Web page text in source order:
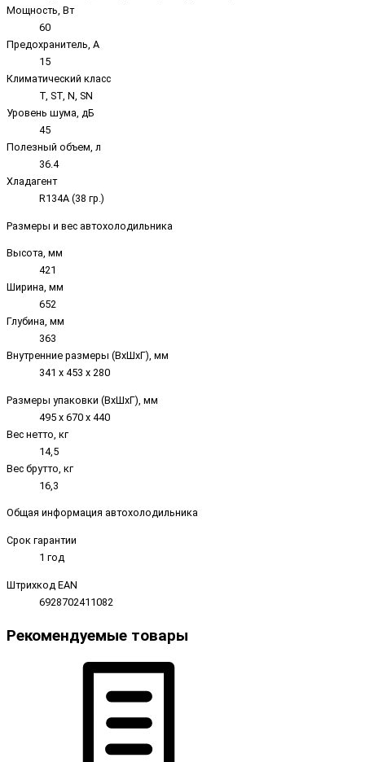
Мощность, Вт
60
Предохранитель, А
15
Климатический класс
T, ST, N, SN
Уровень шума, дБ
45
Полезный объем, л
36.4
Хладагент
R134A (38 гр.)
Размеры и вес автохолодильника
Высота, мм
421
Ширина, мм
652
Глубина, мм
363
Внутренние размеры (ВxШxГ), мм
341 х 453 х 280
Размеры упаковки (ВxШxГ), мм
495 х 670 х 440
Вес нетто, кг
14,5
Вес брутто, кг
16,3
Общая информация автохолодильника
Срок гарантии
1 год
Штрихкод EAN
6928702411082
Рекомендуемые товары